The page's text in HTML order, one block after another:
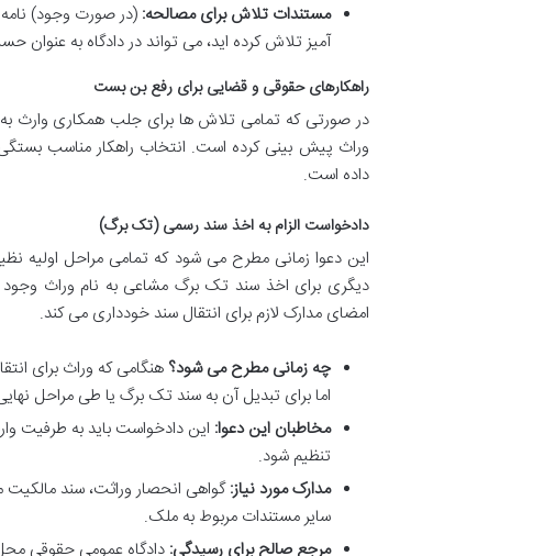
مستندات تلاش برای مصالحه: (در صورت وجود)
آمیز تلاش کرده اید، می تواند در دادگاه به عنوان
راهکارهای حقوقی و قضایی برای رفع بن بست
در صورتی که تمامی تلاش ها برای جلب همکاری وارث
وراث پیش بینی کرده است. انتخاب راهکار مناسب
داده است.
دادخواست الزام به اخذ سند رسمی (تک برگ)
این دعوا زمانی مطرح می شود که تمامی مراحل اولیه
دیگری برای اخذ سند تک برگ مشاعی به نام وراث وجود
امضای مدارک لازم برای انتقال سند خودداری می کند.
چه زمانی مطرح می شود؟ هنگامی که وراث برای
اما برای تبدیل آن به سند تک برگ یا طی مراحل نهایی
مخاطبان این دعوا: این دادخواست باید به طرفیت
تنظیم شود.
مدارک مورد نیاز:گواهی انحصار وراثت، سند
سایر مستندات مربوط به ملک.
مرجع صالح برای رسیدگی: دادگاه عمومی حقوقی